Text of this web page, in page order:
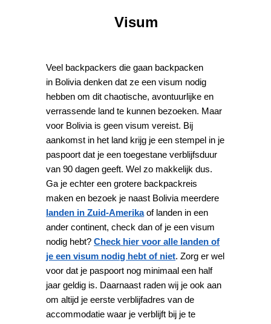
Visum
Veel backpackers die gaan backpacken
in Bolivia denken dat ze een visum nodig
hebben om dit chaotische, avontuurlijke en
verrassende land te kunnen bezoeken. Maar
voor Bolivia is geen visum vereist. Bij
aankomst in het land krijg je een stempel in je
paspoort dat je een toegestane verblijfsduur
van 90 dagen geeft. Wel zo makkelijk dus.
Ga je echter een grotere backpackreis
maken en bezoek je naast Bolivia meerdere
landen in Zuid-Amerikaof landen in een
ander continent, check dan of je een visum
nodig hebt?Check hier voor alle landen of
je een visum nodig hebt of niet. Zorg er wel
voor dat je paspoort nog minimaal een half
jaar geldig is. Daarnaast raden wij je ook aan
om altijd je eerste verblijfadres van de
accommodatie waar je verblijft bij je te